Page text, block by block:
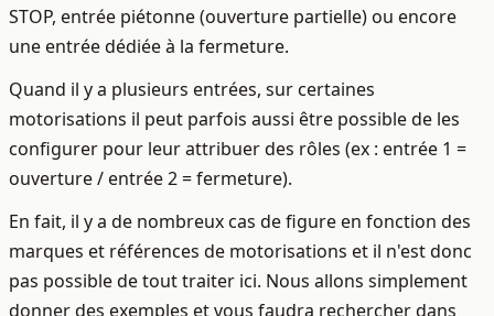
STOP, entrée piétonne (ouverture partielle) ou encore
une entrée dédiée à la fermeture.
Quand il y a plusieurs entrées, sur certaines
motorisations il peut parfois aussi être possible de les
configurer pour leur attribuer des rôles (ex : entrée 1 =
ouverture / entrée 2 = fermeture).
En fait, il y a de nombreux cas de figure en fonction des
marques et références de motorisations et il n'est donc
pas possible de tout traiter ici. Nous allons simplement
donner des exemples et vous faudra rechercher dans